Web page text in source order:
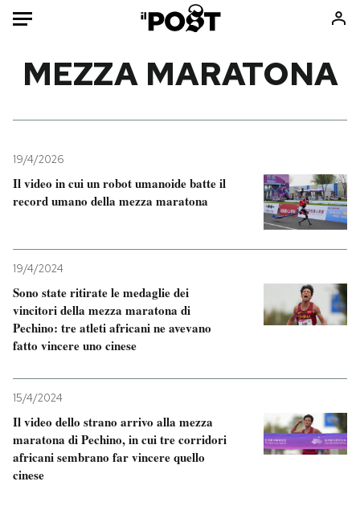
Mondo
Politica
Tecnologia
Scienza
Cultura
Economia
Consumismi
Storie/Idee
Ok Boomer!
Media
Mondiali calcio 2026
PODCAST
NEWSLETTER
MEZZA MARATONA
19/4/2026
Il video in cui un robot umanoide batte il
record umano della mezza maratona
19/4/2024
Sono state ritirate le medaglie dei
vincitori della mezza maratona di
Pechino: tre atleti africani ne avevano
fatto vincere uno cinese
15/4/2024
Il video dello strano arrivo alla mezza
maratona di Pechino, in cui tre corridori
africani sembrano far vincere quello
cinese